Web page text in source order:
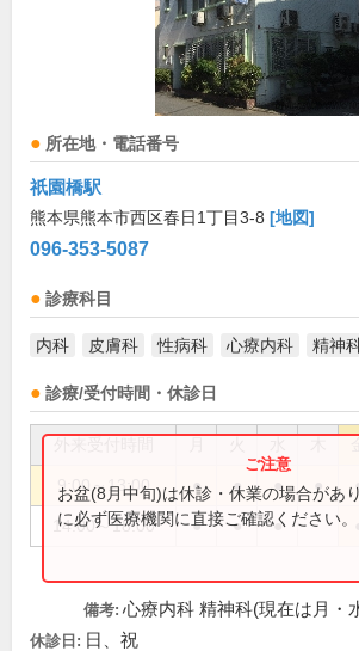
所在地・電話番号
祇園橋駅
熊本県熊本市西区春日1丁目3-8 [地図]
096-353-5087
診療科目
内科 皮膚科 性病科 心療内科 精神
診療/受付時間・休診日
9:00～13:00 ● ● ● ● ●
14:00～18:00 ● ● ●
お盆(8月中旬)は休診・休業の場合があ
に必ず医療機関に直接ご確認ください。
備考: 心療内科 精神科(現在は月・
休診日: 日、祝